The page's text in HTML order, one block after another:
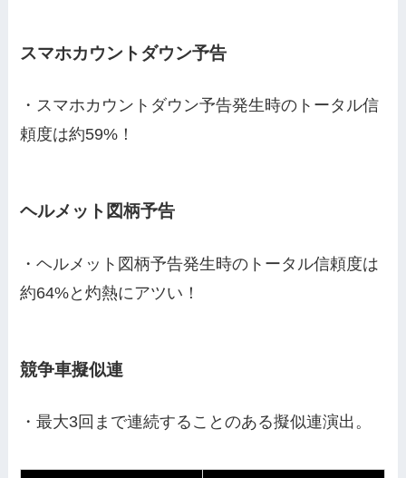
スマホカウントダウン予告
・スマホカウントダウン予告発生時のトータル信
頼度は約59%！
ヘルメット図柄予告
・ヘルメット図柄予告発生時のトータル信頼度は
約64%と灼熱にアツい！
競争車擬似連
・最大3回まで連続することのある擬似連演出。